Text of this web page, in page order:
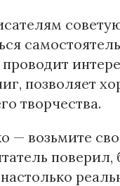
позволяет
творчества.
— возьмите